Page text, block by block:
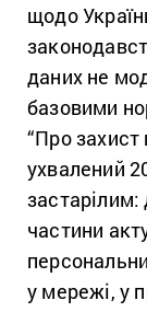
щодо
даних не
базовими
“Про захист
ухвалений
частини
у мережі, у